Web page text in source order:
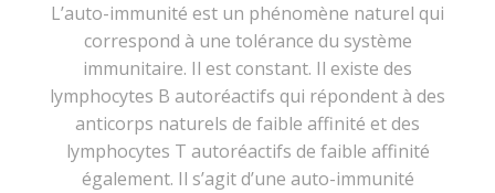
L’auto-immunité est un phénomène naturel qui
correspond à une tolérance du système
immunitaire. Il est constant. Il existe des
lymphocytes B autoréactifs qui répondent à des
anticorps naturels de faible affinité et des
lymphocytes T autoréactifs de faible affinité
également. Il s’agit d’une auto-immunité